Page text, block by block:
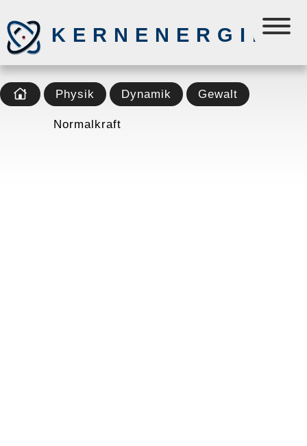
KERNENERGIE
Physik Dynamik Gewalt
Normalkraft